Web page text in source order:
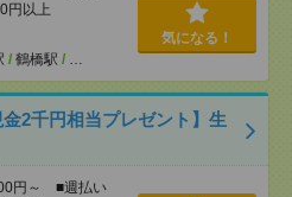
以上
/ 鶴橋駅 / …
気になる！
2千円相当プレゼント】生
円～ ■週払い